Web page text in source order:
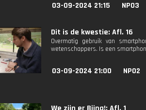
03-09-2024 21:15 NPO3
Dit is de kwestie: Afl. 16
Overmatig gebruik van
wetenschappers. Is een
03-09-2024 21:00 NPO2